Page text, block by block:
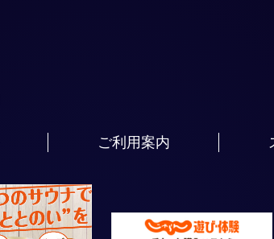
ご利用案内